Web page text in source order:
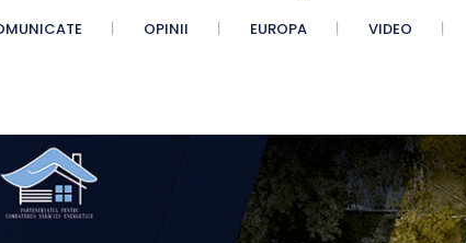
OPINII EUROPA VIDEO